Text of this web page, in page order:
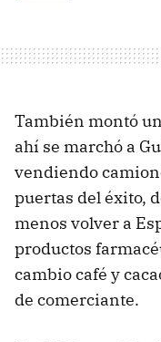
También montó
ahí se marchó a
vendiendo
puertas del éxito,
menos volver a
productos
cambio café y
de comerciante.